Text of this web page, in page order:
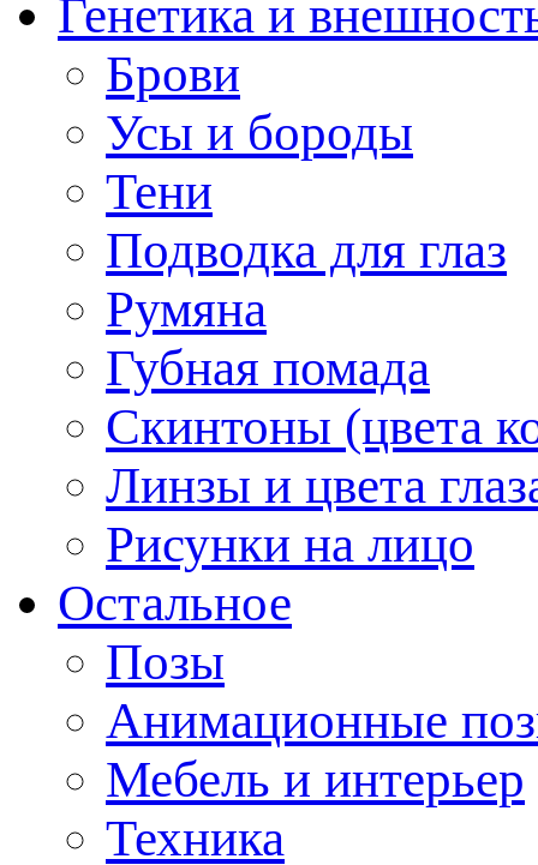
Генетика и
Брови
Усы и бороды
Тени
Подводка для глаз
Румяна
Губная помада
Скинтоны (цвета
Линзы и цвета
Рисунки на лицо
Остальное
Позы
Анимационные
Мебель и интерьер
Техника